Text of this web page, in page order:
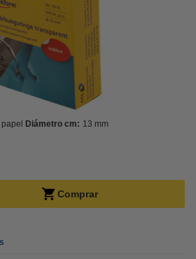
Diámetro cm: 13 mm
Comprar